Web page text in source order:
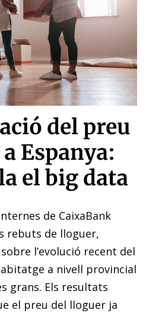
del preu
Espanya:
el big data
de CaixaBank
rebuts de lloguer,
l’evolució recent del
a nivell provincial
grans. Els resultats
el preu del lloguer ja